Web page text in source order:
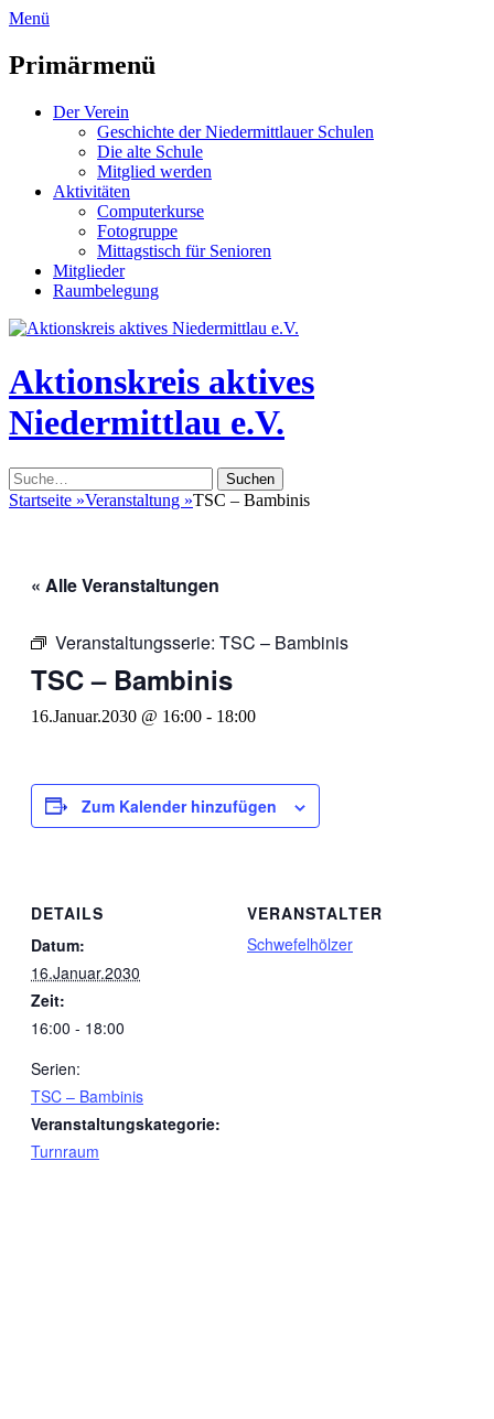
zum
überspringen
Menü
Primärmenü
Der Verein
Geschichte der Niedermittlauer Schulen
Die alte Schule
Mitglied werden
Aktivitäten
Computerkurse
Fotogruppe
Mittagstisch für Senioren
Mitglieder
Raumbelegung
Header
Aktionskreis aktives
Niedermittlau e.V.
Suche
nach:
Startseite »Veranstaltung »TSC – Bambinis
« Alle Veranstaltungen
Veranstaltungsserie: TSC – Bambinis
TSC – Bambinis
16.Januar.2030 @ 16:00 - 18:00
Zum Kalender hinzufügen
DETAILS
Datum:
16.Januar.2030
Zeit:
16:00 - 18:00
Serien:
TSC – Bambinis
Veranstaltungskategorie:
Turnraum
VERANSTALTER
Schwefelhölzer